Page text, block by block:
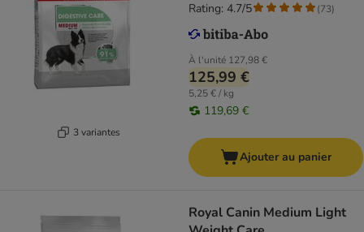
3 variantes
À l'unité 127,98 €
125,99 €
5,25 € / kg
119,69 €
Rating: 4.7/5 (73)
Ajouter au panier
Royal Canin Medium Light